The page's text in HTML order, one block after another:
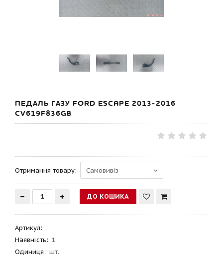
ПЕДАЛЬ ГАЗУ FORD ESCAPE 2013-2016
CV619F836GB
Отримання товару:
Артикул:
Наявність: 1
Одиниця: шт.